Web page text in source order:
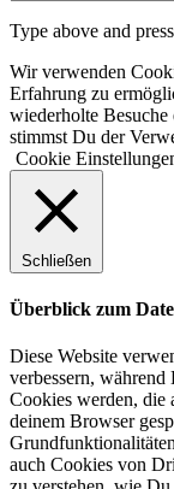
Type above and press
Wir verwenden
Erfahrung zu
wiederholte
stimmst Du der
Cookie
Schließen
Überblick zum
Diese Website
verbessern,
Cookies werden, die
deinem Browser
auch Cookies von